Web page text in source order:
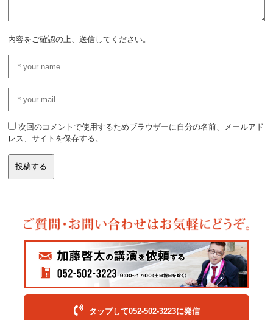
内容をご確認の上、送信してください。
次回のコメントで使用するためブラウザーに自分の名前、メールアド
レス、サイトを保存する。
タップして052-502-3223に発信